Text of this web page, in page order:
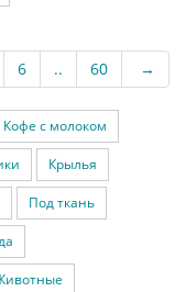
6 .. 60 →
Кофе с молоком
Крылья
Под ткань